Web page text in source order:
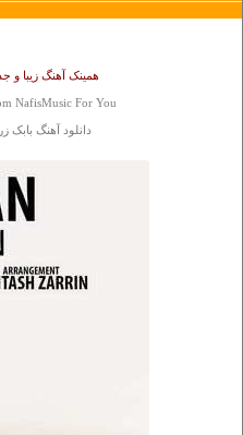
همینک آهنگ زیبا و
NafisMusic For You
دانلود آهنگ بابک زرین خاک وطن